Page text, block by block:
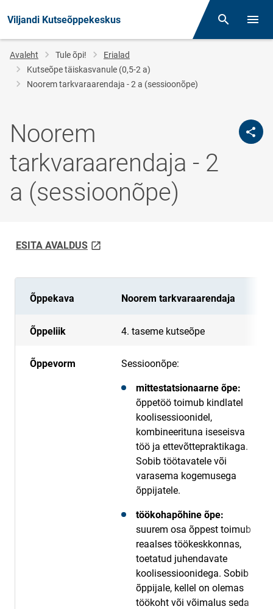
Viljandi Kutseõppekeskus Otsing
Jälglink
Avaleht Tule õpi!
Erialad
Kutseõpe täiskasvanule (0,5-2 a)
Noorem tarkvaraarendaja - 2 a (sessioonõpe)
Noorem
tarkvaraarendaja - 2
a (sessioonõpe)
ESITA AVALDUSlink opens on new page
Õppekava Noorem tarkvaraarendaja
Õppeliik 4. taseme kutseõpe
Õppevorm Sessioonõpe:
mittestatsionaarne õpe:
õppetöö toimub kindlatel
koolisessioonidel,
kombineerituna iseseisva
töö ja ettevõttepraktikaga.
Sobib töötavatele või
varasema kogemusega
õppijatele.
töökohapõhine õpe:
suurem osa õppest toimub
reaalses töökeskkonnas,
toetatud juhendavate
koolisessioonidega. Sobib
õppijale, kellel on olemas
töökoht või võimalus seda